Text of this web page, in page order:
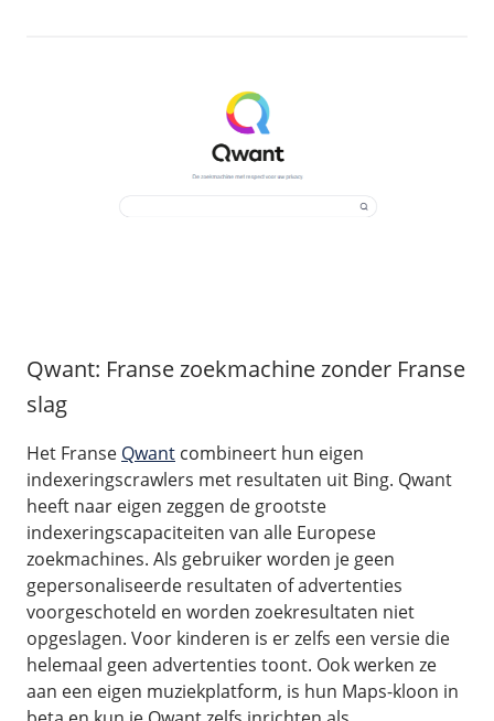
Qwant: Franse zoekmachine zonder Franse
slag
Het Franse Qwant combineert hun eigen
indexeringscrawlers met resultaten uit Bing. Qwant
heeft naar eigen zeggen de grootste
indexeringscapaciteiten van alle Europese
zoekmachines. Als gebruiker worden je geen
gepersonaliseerde resultaten of advertenties
voorgeschoteld en worden zoekresultaten niet
opgeslagen. Voor kinderen is er zelfs een versie die
helemaal geen advertenties toont. Ook werken ze
aan een eigen muziekplatform, is hun Maps-kloon in